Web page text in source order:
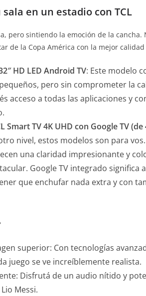
en un estadio con TCL
pero sintiendo la emoción de la cancha.
de la Copa América con la mejor
HD LED Android TV: Este modelo
pero sin comprometer la
acceso a todas las aplicaciones y
Smart TV 4K UHD con Google TV
nivel, estos modelos son para
una claridad impresionante y
Google TV integrado significa
que enchufar nada extra y con
superior: Con tecnologías
juego se ve increíblemente realista.
Disfrutá de un audio nítido y
Messi.